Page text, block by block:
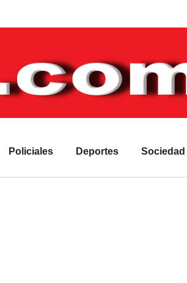
Policiales Deportes Sociedad